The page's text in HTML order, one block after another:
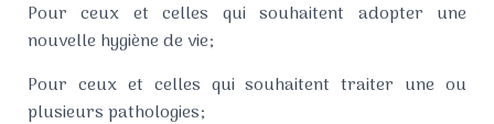
Pour ceux et celles qui souhaitent adopter une
nouvelle hygiène de vie;
Pour ceux et celles qui souhaitent traiter une ou
plusieurs pathologies;